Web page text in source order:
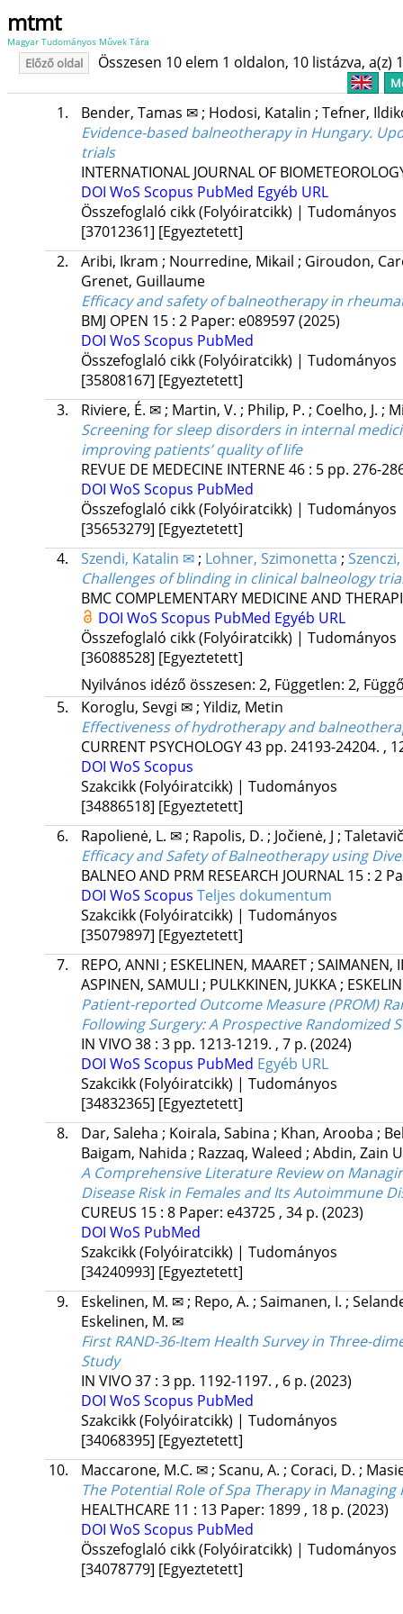
mtmt
Magyar Tudományos Művek Tára
Előző oldal Összesen 10 elem 1 oldalon, 10 listázva, a(z)
1. Bender, Tamas ✉; Hodosi, Katalin ; Tefner,
Evidence-based balneotherapy in Hungary.
trials
INTERNATIONAL JOURNAL OF
DOI WoS Scopus PubMed Egyéb URL
Összefoglaló cikk (Folyóiratcikk) | Tudományos
[37012361] [Egyeztetett]
2.
Aribi, Ikram ; Nourredine, Mikail ; Giroudon,
Grenet, Guillaume
Efficacy and safety of balneotherapy in
BMJ OPEN 15: 2 Paper: e089597(2025)
DOI WoS Scopus PubMed
Összefoglaló cikk (Folyóiratcikk) | Tudományos
[35808167] [Egyeztetett]
3.
Riviere, É. ✉; Martin, V. ; Philip, P. ; Coelho, J. ;
Screening for sleep disorders in internal
improving patients’ quality of life
REVUE DE MEDECINE INTERNE 46: 5 pp. 276-
DOI WoS Scopus PubMed
Összefoglaló cikk (Folyóiratcikk) | Tudományos
[35653279] [Egyeztetett]
4.
Szendi, Katalin ✉; Lohner, Szimonetta ;
Challenges of blinding in clinical balneology
BMC COMPLEMENTARY MEDICINE AND
DOI WoS Scopus PubMed Egyéb URL
Összefoglaló cikk (Folyóiratcikk) | Tudományos
[36088528] [Egyeztetett]
Nyilvános idéző összesen: 2, Független: 2,
5.
Koroglu, Sevgi ✉; Yildiz, Metin
Effectiveness of hydrotherapy and
CURRENT PSYCHOLOGY43 pp. 24193-24204. ,
DOI WoS Scopus
Szakcikk (Folyóiratcikk) | Tudományos
[34886518] [Egyeztetett]
6.
Rapolienė, L. ✉; Rapolis, D. ; Jočienė, J ;
Efficacy and Safety of Balneotherapy using
BALNEO AND PRM RESEARCH JOURNAL 15: 2
DOI WoS Scopus Teljes dokumentum
Szakcikk (Folyóiratcikk) | Tudományos
[35079897] [Egyeztetett]
7.
REPO, ANNI ; ESKELINEN, MAARET; SAIMANEN,
ASPINEN, SAMULI ; PULKKINEN, JUKKA;
Patient-reported Outcome Measure (PROM)
Following Surgery: A Prospective Randomized
IN VIVO38: 3 pp. 1213-1219. , 7 p. (2024)
DOI WoS Scopus PubMed Egyéb URL
Szakcikk (Folyóiratcikk) | Tudományos
[34832365] [Egyeztetett]
8.
Dar, Saleha ; Koirala, Sabina ; Khan, Arooba ;
Baigam, Nahida ; Razzaq, Waleed ; Abdin, Zain
A Comprehensive Literature Review on
Disease Risk in Females and Its Autoimmune
CUREUS 15: 8 Paper: e43725 , 34 p. (2023)
DOI WoS PubMed
Szakcikk (Folyóiratcikk) | Tudományos
[34240993] [Egyeztetett]
9.
Eskelinen, M. ✉; Repo, A. ; Saimanen, I. ;
Eskelinen, M. ✉
First RAND-36-Item Health Survey in Three-
Study
IN VIVO37: 3 pp. 1192-1197. , 6 p. (2023)
DOI WoS Scopus PubMed
Szakcikk (Folyóiratcikk) | Tudományos
[34068395] [Egyeztetett]
10.
Maccarone, M.C. ✉; Scanu, A. ; Coraci, D. ;
The Potential Role of Spa Therapy in
HEALTHCARE 11 : 13 Paper: 1899 , 18 p. (2023)
DOI WoS Scopus PubMed
Összefoglaló cikk (Folyóiratcikk) | Tudományos
[34078779] [Egyeztetett]